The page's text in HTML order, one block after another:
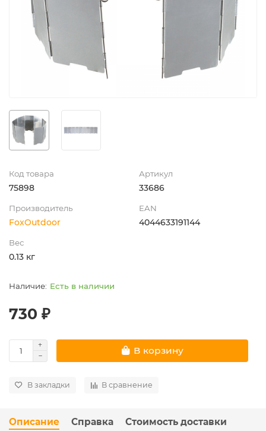
Код товара
75898
Артикул
33686
Производитель
FoxOutdoor
EAN
4044633191144
Вес
0.13 кг
Есть в наличии
730 ₽
В корзину
В закладки В сравнение
Описание Справка Стоимость доставки